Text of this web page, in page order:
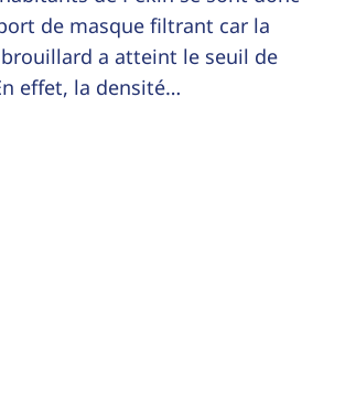
de masque filtrant car la
a atteint le seuil de
effet, la densité…